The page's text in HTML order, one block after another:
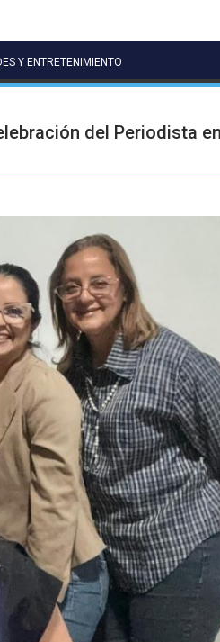
Y ENTRETENIMIENTO
del Periodista en